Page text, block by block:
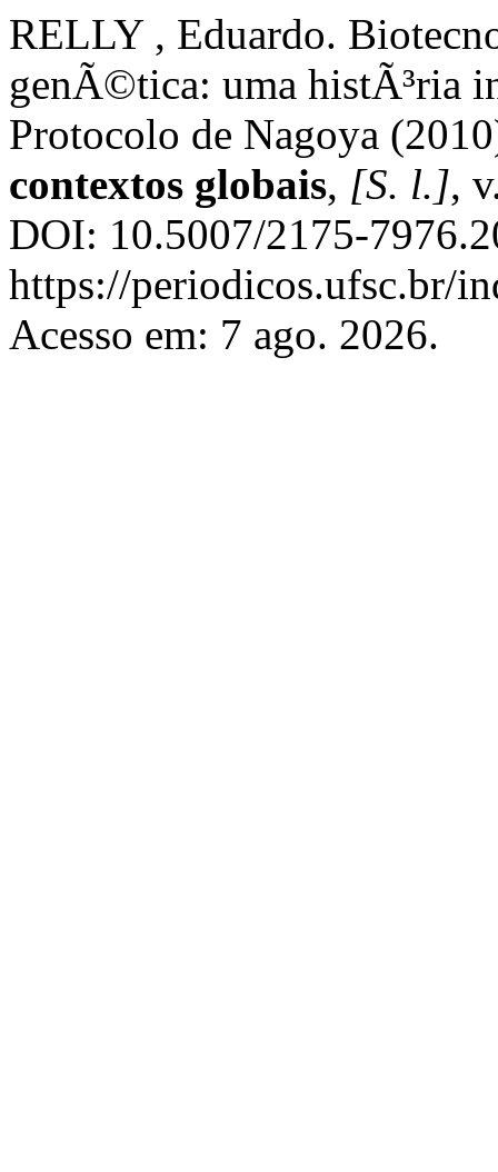
RELLY , Eduardo.
genÃ©tica: uma histÃ³ria
Protocolo de Nagoya
contextos globais, [S. l.],
DOI: 10.5007/2175-
https://periodicos.ufsc.br/
Acesso em: 7 ago. 2026.